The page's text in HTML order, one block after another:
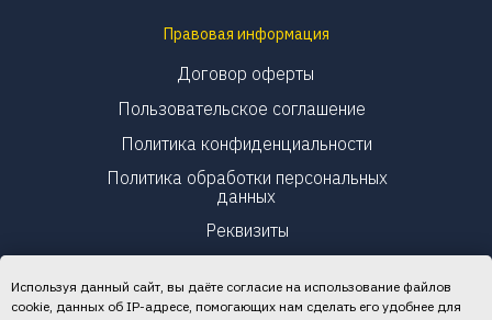
Используя данный сайт, вы даёте согласие на использование файлов
cookie, данных об IP-адресе, помогающих нам сделать его удобнее для
Правовая информация
Договор оферты
Пользовательское соглашение
Политика конфиденциальности
Политика обработки персональных
данных
Реквизиты